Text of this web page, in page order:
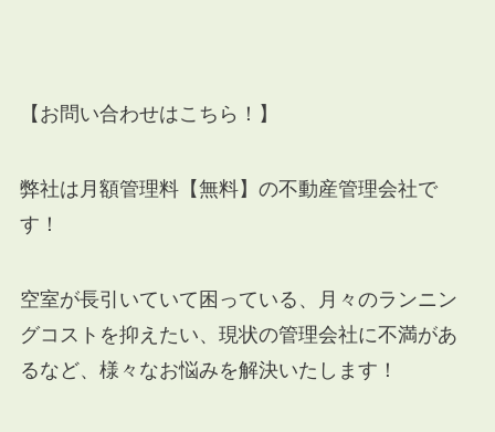
【お問い合わせはこちら！】
弊社は月額管理料【無料】の不動産管理会社で
す！
空室が長引いていて困っている、月々のランニン
グコストを抑えたい、現状の管理会社に不満があ
るなど、様々なお悩みを解決いたします！